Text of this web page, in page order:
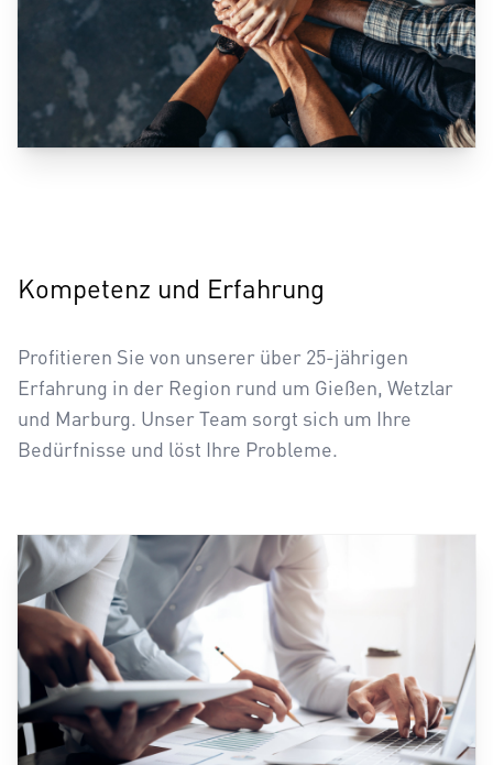
Kompetenz und Erfahrung
Profitieren Sie von unserer über 25-jährigen
Erfahrung in der Region rund um Gießen, Wetzlar
und Marburg. Unser Team sorgt sich um Ihre
Bedürfnisse und löst Ihre Probleme.